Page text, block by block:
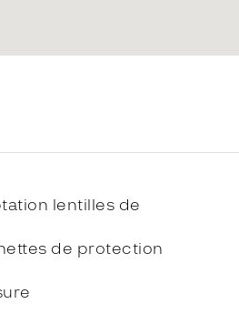
lentilles de
de protection